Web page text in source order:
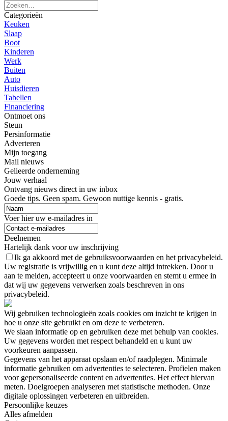
Categorieën
Keuken
Slaap
Boot
Kinderen
Werk
Buiten
Auto
Huisdieren
Tabellen
Financiering
Ontmoet ons
Steun
Persinformatie
Adverteren
Mijn toegang
Mail nieuws
Gelieerde onderneming
Jouw verhaal
Ontvang nieuws direct in uw inbox
Goede tips. Geen spam. Gewoon nuttige kennis - gratis.
Voer hier uw e-mailadres in
Deelnemen
Hartelijk dank voor uw inschrijving
Ik ga akkoord met de gebruiksvoorwaarden en het privacybeleid.
Uw registratie is vrijwillig en u kunt deze altijd intrekken. Door u
aan te melden, accepteert u onze voorwaarden en stemt u ermee in
dat wij uw gegevens verwerken zoals beschreven in ons
privacybeleid.
Wij gebruiken technologieën zoals cookies om inzicht te krijgen in
hoe u onze site gebruikt en om deze te verbeteren.
We slaan informatie op en gebruiken deze met behulp van cookies.
Uw gegevens worden met respect behandeld en u kunt uw
voorkeuren aanpassen.
Gegevens van het apparaat opslaan en/of raadplegen. Minimale
informatie gebruiken om advertenties te selecteren. Profielen maken
voor gepersonaliseerde content en advertenties. Het effect hiervan
meten. Doelgroepen analyseren met statistische methoden. Onze
digitale oplossingen verbeteren en uitbreiden.
Persoonlijke keuzes
Alles afmelden